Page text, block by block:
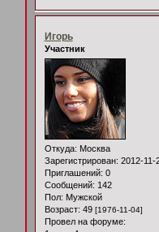
Игорь
Участник
Откуда: Москва
Зарегистрирован: 2012-11-
Приглашений: 0
Сообщений: 142
Пол: Мужской
Возраст: 49 [1976-11-04]
Провел на форуме: